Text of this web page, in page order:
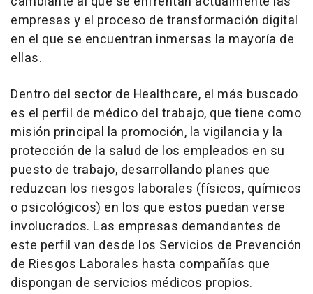
empresas y el proceso de transformación digital
en el que se encuentran inmersas la mayoría de
ellas.
Dentro del sector de Healthcare, el más buscado
es el perfil de médico del trabajo, que tiene como
misión principal la promoción, la vigilancia y la
protección de la salud de los empleados en su
puesto de trabajo, desarrollando planes que
reduzcan los riesgos laborales (físicos, químicos
o psicológicos) en los que estos puedan verse
involucrados. Las empresas demandantes de
este perfil van desde los Servicios de Prevención
de Riesgos Laborales hasta compañías que
dispongan de servicios médicos propios.